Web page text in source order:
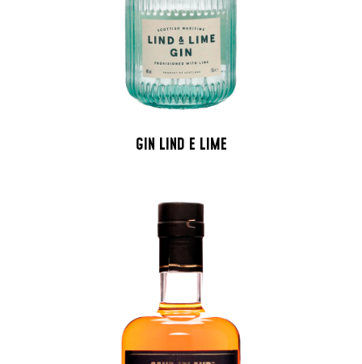
GIN LIND E LIME